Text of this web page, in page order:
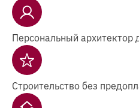
Персональный архитектор
Строительство без